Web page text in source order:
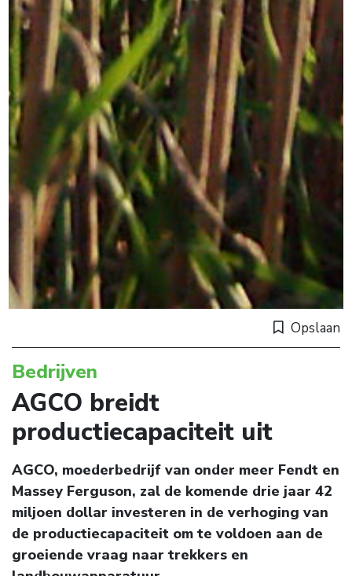
Opslaan
Bedrijven
AGCO breidt
productiecapaciteit uit
AGCO, moederbedrijf van onder meer Fendt en
Massey Ferguson, zal de komende drie jaar 42
miljoen dollar investeren in de verhoging van
de p roductiecapaciteit om te voldoen aan de
groeiende vraag naar trekkers en